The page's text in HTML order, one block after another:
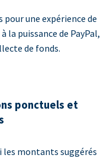
une expérience de
la puissance de PayPal,
de fonds.
ponctuels et
les montants suggérés